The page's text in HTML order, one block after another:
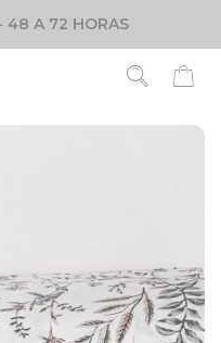
48 A 72 HORAS